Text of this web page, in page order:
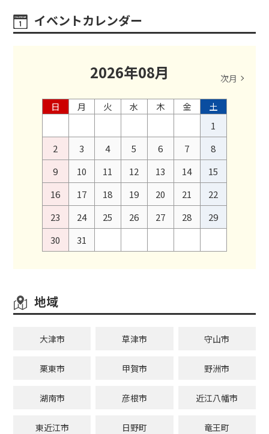
イベントカレンダー
2026年08月 次月
日 月 火 水 木 金
土
1
2
3 4 5 6 7
8
9
10 11 12 13 14
15
16
17 18 19 20 21
22
23
24 25 26 27 28
29
30
31
地域
大津市 草津市 守山市
栗東市 甲賀市 野洲市
湖南市 彦根市 近江八幡市
東近江市 日野町 竜王町